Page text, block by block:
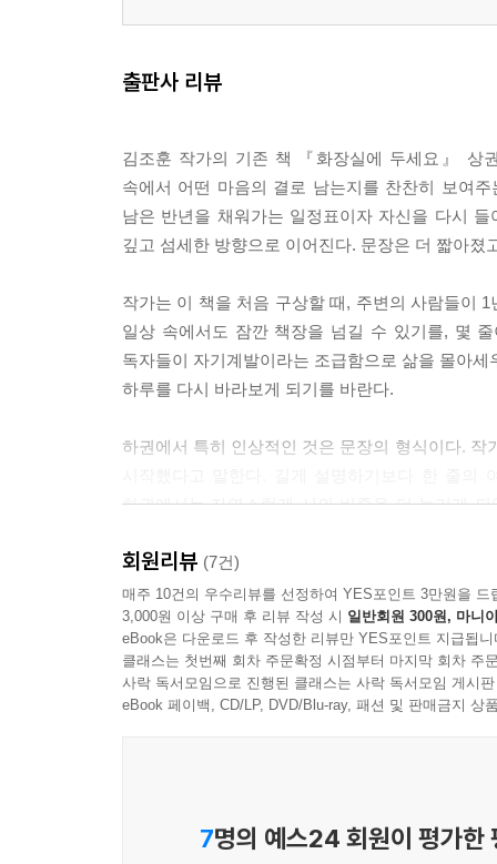
출판사 리뷰
김조훈 작가의 기존 책 『화장실에 두세요』 상
속에서 어떤 마음의 결로 남는지를 찬찬히 보여
남은 반년을 채워가는 일정표이자 자신을 다시
깊고 섬세한 방향으로 이어진다. 문장은 더 짧아졌
작가는 이 책을 처음 구상할 때, 주변의 사람들이
일상 속에서도 잠깐 책장을 넘길 수 있기를, 몇
독자들이 자기계발이라는 조급함으로 삶을 몰아
하루를 다시 바라보게 되기를 바란다.
하권에서 특히 인상적인 것은 문장의 형식이다.
하권에서는 자연스럽게 시의 비중을 더 늘리게
때문이고, 그 여백이 독자의 사유를 자연스럽게 불
목차에 놓인 제목에서 이 책이 품고 있는 생각의
사람은 횃불과 같다’ 같은 비유의 문장들에서부
이르기까지, 하권은 삶을 이루는 감정과 태도의
짧은 제목과 문장을 통해 자기의 자리를 한번 돌아
쌓이면 독서는 버킷리스트 속의 숙제가 아니라
있다. 책을 읽는 시간이 따로 마련되어야만 가능
회원리뷰 (7건)
매주 10건의 우수리뷰를 선정하여 YES포인트 3만원을 드
3,000원 이상 구매 후 리뷰 작성 시 일반회원 300원, 마니
eBook은 다운로드 후 작성한 리뷰만 YES포인트 지급됩니
클래스는 첫번째 회차 주문확정 시점부터 마지막 회차 주
사락 독서모임으로 진행된 클래스는 사락 독서모임 게시
eBook 페이백, CD/LP, DVD/Blu-ray, 패션 및 판매금지 상
7명의 예스24 회원이 평가한